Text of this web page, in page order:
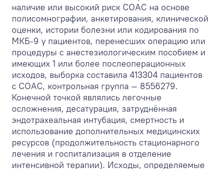
наличие или высокий риск СОАС на основе
полисомнографии, анкетирования, клинической
оценки, истории болезни или кодирования по
МКБ-9 у пациентов, перенесших операцию или
процедуры с анестезиологическим пособием и
имеющих 1 или более послеоперационных
исходов, выборка составила 413304 пациентов
с СОАС, контрольная группа — 8556279.
Конечной точкой являлись легочные
осложнения, десатурация, затруднённая
эндотрахеальная интубация, смертность и
использование дополнительных медицинских
ресурсов (продолжительность стационарного
лечения и госпитализация в отделение
интенсивной терапии). Исходы, определяемые